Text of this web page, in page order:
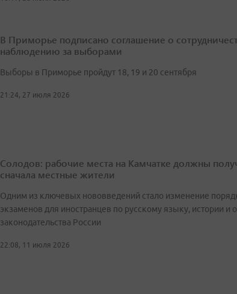
В Приморье подписано соглашение о
наблюдению за выборами
Выборы в Приморье пройдут 18, 19 и 20 сентября
21:24, 27 июля 2026
Солодов: рабочие места на Камчатке должны
сначала местные жители
Одним из ключевых нововведений стало изменение
экзаменов для иностранцев по русскому языку, истории и
законодательства России
22:08, 11 июля 2026